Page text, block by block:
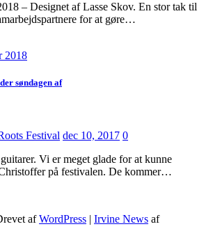
– Designet af Lasse Skov. En stor tak til
for at gøre…
2018
søndagen af
Festival dec 10, 2017 0
Vi er meget glade for at kunne
på festivalen. De kommer…
afWordPress | Irvine News af